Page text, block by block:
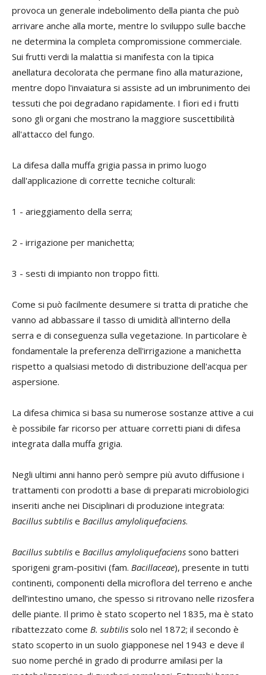
provoca un generale indebolimento della pianta che può
arrivare anche alla morte, mentre lo sviluppo sulle bacche
ne determina la completa compromissione commerciale.
Sui frutti verdi la malattia si manifesta con la tipica
anellatura decolorata che permane fino alla maturazione,
mentre dopo l'invaiatura si assiste ad un imbrunimento dei
tessuti che poi degradano rapidamente. I fiori ed i frutti
sono gli organi che mostrano la maggiore suscettibilità
all'attacco del fungo.
La difesa dalla muffa grigia passa in primo luogo
dall'applicazione di corrette tecniche colturali:
1 - arieggiamento della serra;
2 - irrigazione per manichetta;
3 - sesti di impianto non troppo fitti.
Come si può facilmente desumere si tratta di pratiche che
vanno ad abbassare il tasso di umidità all'interno della
serra e di conseguenza sulla vegetazione. In particolare è
fondamentale la preferenza dell'irrigazione a manichetta
rispetto a qualsiasi metodo di distribuzione dell'acqua per
aspersione.
La difesa chimica si basa su numerose sostanze attive a cui
è possibile far ricorso per attuare corretti piani di difesa
integrata dalla muffa grigia.
Negli ultimi anni hanno però sempre più avuto diffusione i
trattamenti con prodotti a base di preparati microbiologici
inseriti anche nei Disciplinari di produzione integrata:
Bacillus subtilis e Bacillus amyloliquefaciens.
Bacillus subtilis e Bacillus amyloliquefaciens sono batteri
sporigeni gram-positivi (fam. Bacillaceae), presente in tutti
continenti, componenti della microflora del terreno e anche
dell’intestino umano, che spesso si ritrovano nelle rizosfera
delle piante. Il primo è stato scoperto nel 1835, ma è stato
ribattezzato come B. subtilis solo nel 1872; il secondo è
stato scoperto in un suolo giapponese nel 1943 e deve il
suo nome perché in grado di produrre amilasi per la